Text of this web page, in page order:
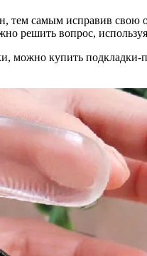
тем самым исправив свою
решить вопрос,
можно купить подкладки-